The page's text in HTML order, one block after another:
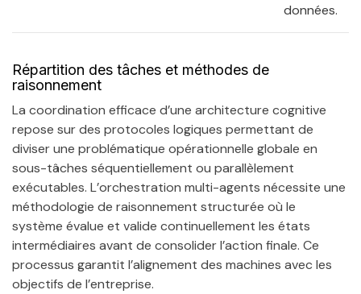
données.
Répartition des tâches et méthodes de
raisonnement
La coordination efficace d’une architecture cognitive
repose sur des protocoles logiques permettant de
diviser une problématique opérationnelle globale en
sous-tâches séquentiellement ou parallèlement
exécutables. L’orchestration multi-agents nécessite une
méthodologie de raisonnement structurée où le
système évalue et valide continuellement les états
intermédiaires avant de consolider l’action finale. Ce
processus garantit l’alignement des machines avec les
objectifs de l’entreprise.